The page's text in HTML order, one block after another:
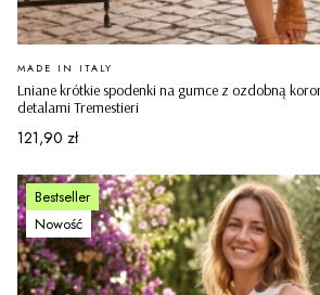
Lniane krótkie spodenki na gumce z ozdobną
detalami Tremestieri
PRODUCENT
MADE IN ITALY
Cena
121,90 zł
Bestseller
Nowość